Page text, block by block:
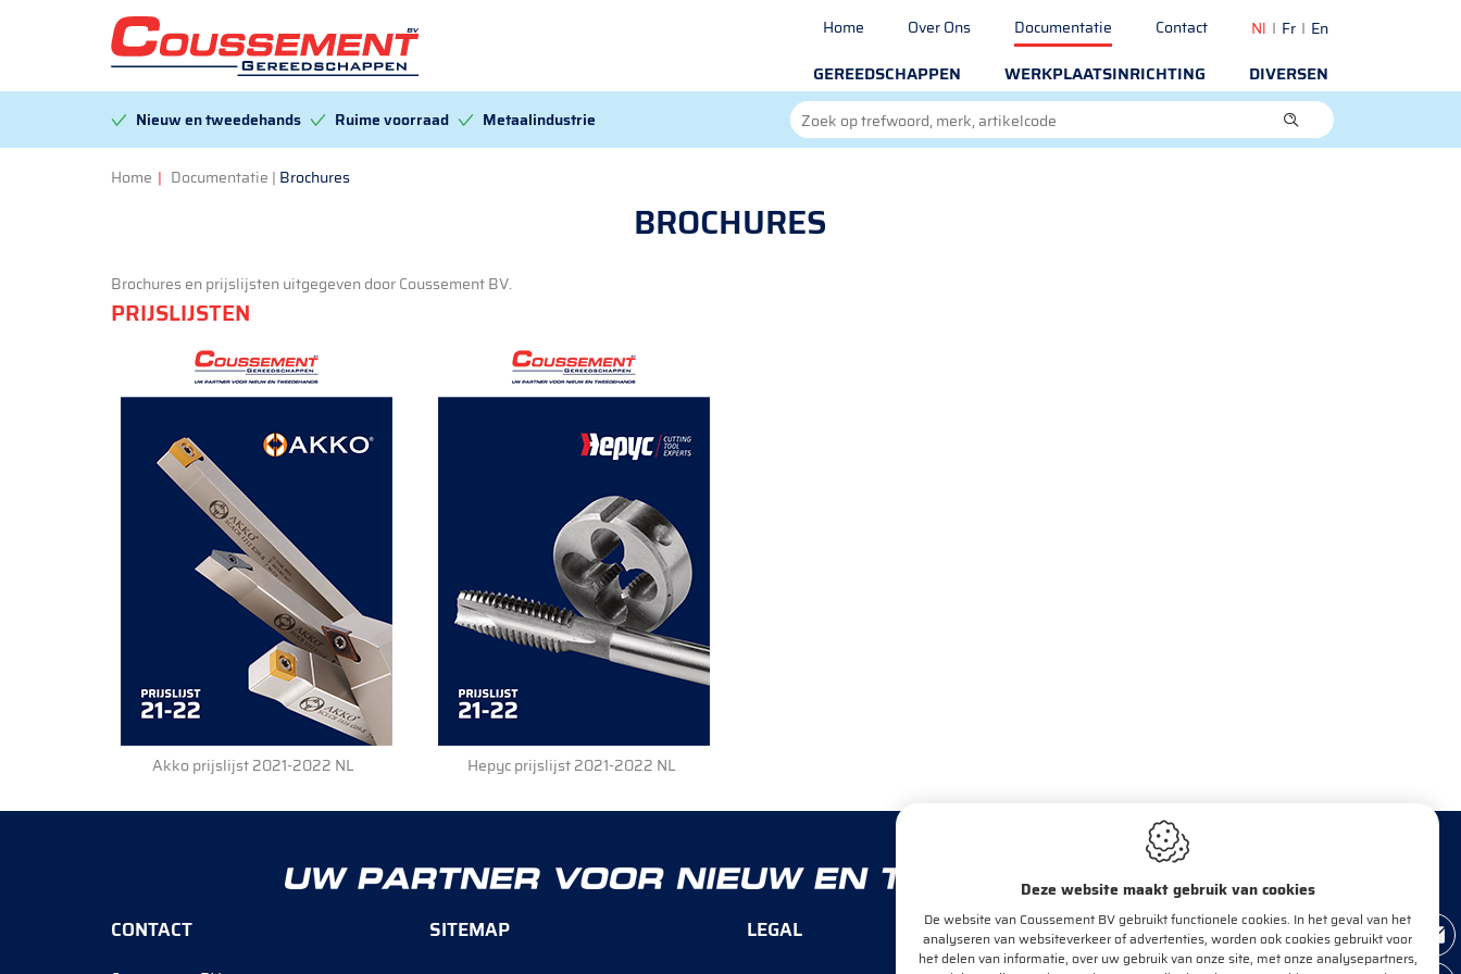
Home Over Ons Documentatie Contact Nl Fr En
GEREEDSCHAPPEN WERKPLAATSINRICHTING DIVERSEN
Nieuw en tweedehands Ruime voorraad Metaalindustrie
Home | Documentatie | Brochures
BROCHURES
Brochures en prijslijsten uitgegeven door Coussement BV.
PRIJSLIJSTEN
Akko prijslijst 2021-2022 NL Hepyc prijslijst 2021-2022 NL
CONTACT SITEMAP LEGAL BRENG MIJ OP DE HOOGTE!
Deze website maakt gebruik van cookies
De website van Coussement BV gebruikt functionele cookies. In het geval van het
analyseren van websiteverkeer of advertenties, worden ook cookies gebruikt voor
het delen van informatie, over uw gebruik van onze site, met onze analysepartners,